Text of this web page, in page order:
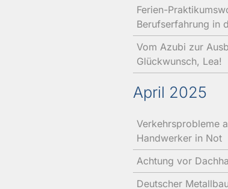
Ferien-
Berufserfahrung in
Vom Azubi zur
Glückwunsch, Lea!
April 2025
Verkehrsprobleme
Handwerker in Not
Achtung vor
Deutscher